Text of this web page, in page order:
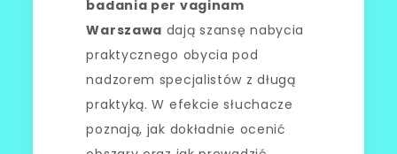
badania per vaginam
Warszawa dają szansę nabycia
praktycznego obycia pod
nadzorem specjalistów z długą
praktyką. W efekcie słuchacze
poznają, jak dokładnie ocenić